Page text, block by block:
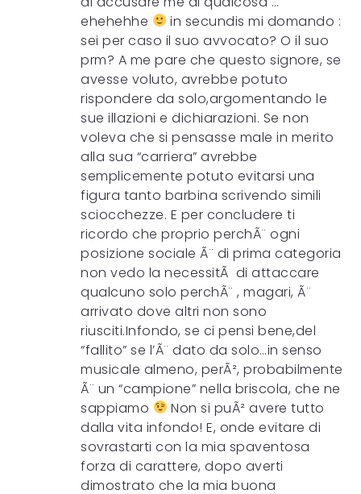
ehehehhe
in secundis mi domando :
sei per caso il suo avvocato? O il suo
prm? A me pare che questo signore, se
avesse voluto, avrebbe potuto
rispondere da solo,argomentando le
sue illazioni e dichiarazioni. Se non
voleva che si pensasse male in merito
alla sua “carriera” avrebbe
semplicemente potuto evitarsi una
figura tanto barbina scrivendo simili
sciocchezze. E per concludere ti
ricordo che proprio perchÃ¨ ogni
posizione sociale Ã¨ di prima categoria
non vedo la necessitÃ di attaccare
qualcuno solo perchÃ¨ , magari, Ã¨
arrivato dove altri non sono
riusciti.Infondo, se ci pensi bene,del
“fallito” se l’Ã¨ dato da solo…in senso
musicale almeno, perÃ², probabilmente
Ã¨ un “campione” nella briscola, che ne
sappiamo
Non si puÃ² avere tutto
dalla vita infondo! E, onde evitare di
sovrastarti con la mia spaventosa
forza di carattere, dopo averti
dimostrato che la mia buona